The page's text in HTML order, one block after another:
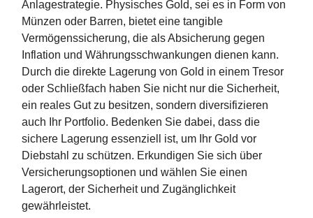
Anlagestrategie. Physisches Gold, sei es in Form von
Münzen oder Barren, bietet eine tangible
Vermögenssicherung, die als Absicherung gegen
Inflation und Währungsschwankungen dienen kann.
Durch die direkte Lagerung von Gold in einem Tresor
oder Schließfach haben Sie nicht nur die Sicherheit,
ein reales Gut zu besitzen, sondern diversifizieren
auch Ihr Portfolio. Bedenken Sie dabei, dass die
sichere Lagerung essenziell ist, um Ihr Gold vor
Diebstahl zu schützen. Erkundigen Sie sich über
Versicherungsoptionen und wählen Sie einen
Lagerort, der Sicherheit und Zugänglichkeit
gewährleistet.